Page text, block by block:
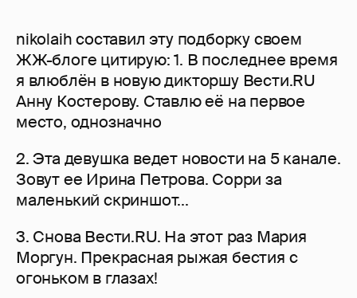
nikolaih составил эту подборку своем
ЖЖ-блоге цитирую: 1. В последнее время
я влюблён в новую дикторшу Вести.RU
Анну Костерову. Ставлю её на первое
место, однозначно
2. Эта девушка ведет новости на 5 канале.
Зовут ее Ирина Петрова. Сорри за
маленький скриншот...
3. Снова Вести.RU. На этот раз Мария
Моргун. Прекрасная рыжая бестия с
огоньком в глазах!